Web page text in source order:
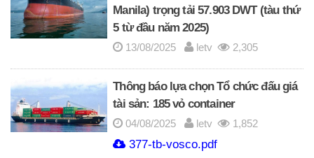
Manila) trọng tải 57.903 DWT (tàu thứ
5 từ đầu năm 2025)
13/08/2025 letv 2,305
Thông báo lựa chọn Tổ chức đấu giá
tài sản: 185 vỏ container
04/08/2025 letv 1,852
377-tb-vosco.pdf